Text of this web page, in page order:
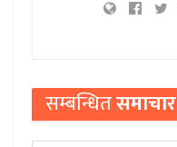
सम्बन्धितसमाचार